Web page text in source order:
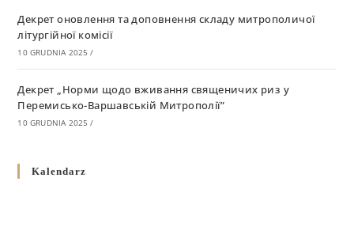
Декрет оновлення та доповнення складу митрополичої
літургійної комісії
10 GRUDNIA 2025 /
Декрет „Норми щодо вживання священичих риз у
Перемисько-Варшавській Митрополії”
10 GRUDNIA 2025 /
григоріанським календарем
Kalendarz